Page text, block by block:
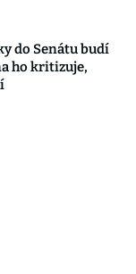
do Senátu budí
ho kritizuje,